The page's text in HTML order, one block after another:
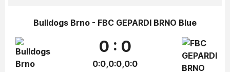
Bulldogs Brno - FBC GEPARDI BRNO Blue
0 : 0
0:0,0:0,0:0